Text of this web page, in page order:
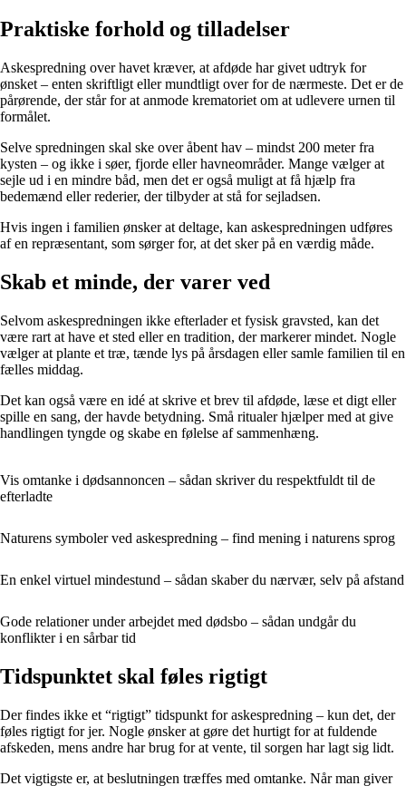
Praktiske forhold og tilladelser
Askespredning over havet kræver, at afdøde har givet udtryk for
ønsket – enten skriftligt eller mundtligt over for de nærmeste. Det er de
pårørende, der står for at anmode krematoriet om at udlevere urnen til
formålet.
Selve spredningen skal ske over åbent hav – mindst 200 meter fra
kysten – og ikke i søer, fjorde eller havneområder. Mange vælger at
sejle ud i en mindre båd, men det er også muligt at få hjælp fra
bedemænd eller rederier, der tilbyder at stå for sejladsen.
Hvis ingen i familien ønsker at deltage, kan askespredningen udføres
af en repræsentant, som sørger for, at det sker på en værdig måde.
Skab et minde, der varer ved
Selvom askespredningen ikke efterlader et fysisk gravsted, kan det
være rart at have et sted eller en tradition, der markerer mindet. Nogle
vælger at plante et træ, tænde lys på årsdagen eller samle familien til en
fælles middag.
Det kan også være en idé at skrive et brev til afdøde, læse et digt eller
spille en sang, der havde betydning. Små ritualer hjælper med at give
handlingen tyngde og skabe en følelse af sammenhæng.
Vis omtanke i dødsannoncen – sådan skriver du respektfuldt til de
efterladte
Naturens symboler ved askespredning – find mening i naturens sprog
En enkel virtuel mindestund – sådan skaber du nærvær, selv på afstand
Gode relationer under arbejdet med dødsbo – sådan undgår du
konflikter i en sårbar tid
Tidspunktet skal føles rigtigt
Der findes ikke et “rigtigt” tidspunkt for askespredning – kun det, der
føles rigtigt for jer. Nogle ønsker at gøre det hurtigt for at fuldende
afskeden, mens andre har brug for at vente, til sorgen har lagt sig lidt.
Det vigtigste er, at beslutningen træffes med omtanke. Når man giver